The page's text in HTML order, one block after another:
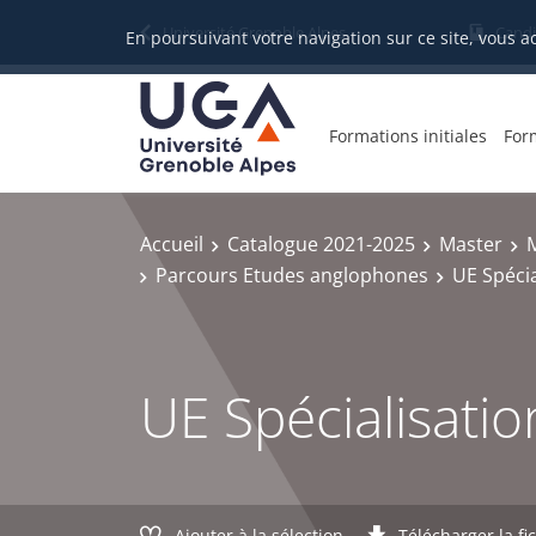
En poursuivant votre navigation sur ce site, vous
Université Grenoble Alpes
Formations initiales
Accueil Catalogue 2021-2025 Master
Parcours Etudes anglophones
UE
UE